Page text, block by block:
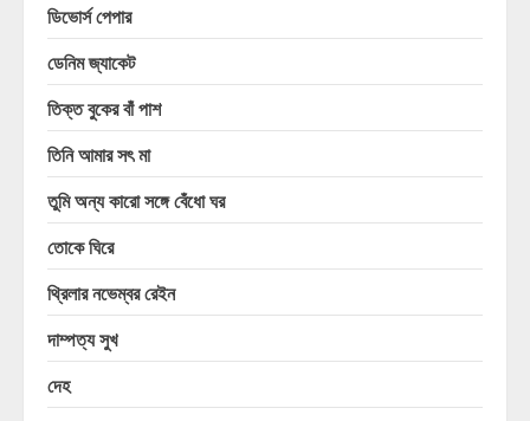
ডিভোর্স পেপার
ডেনিম জ্যাকেট
তিক্ত বুকের বাঁ পাশ
তিনি আমার সৎ মা
তুমি অন্য কারো সঙ্গে বেঁধো ঘর
তোকে ঘিরে
থ্রিলার নভেম্বর রেইন
দাম্পত্য সুখ
দেহ